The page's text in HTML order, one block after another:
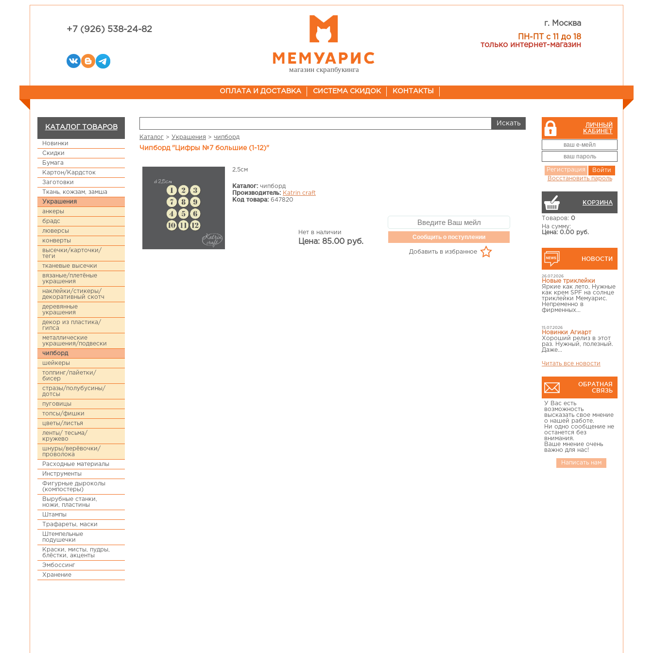
+7 (926) 538-24-82
магазин скрапбукинга
г. Москва
ПН-ПТ с 11 до 18
только интернет-магазин
ОПЛАТА И ДОСТАВКА СИСТЕМА СКИДОК КОНТАКТЫ
КАТАЛОГ ТОВАРОВ
Новинки
Скидки
Бумага
Картон/Кардсток
Заготовки
Ткань, кожзам, замша
Украшения
анкеры
брадс
люверсы
конверты
высечки/карточки/
теги
тканевые высечки
вязаные/плетёные
украшения
наклейки/стикеры/
декоративный скотч
деревянные
украшения
декор из пластика/
гипса
металлические
украшения/подвески
чипборд
шейкеры
топпинг/пайетки/
бисер
стразы/полубусины/
дотсы
пуговицы
топсы/фишки
цветы/листья
ленты/ тесьма/
кружево
шнуры/верёвочки/
проволока
Расходные материалы
Инструменты
Фигурные дыроколы
(компостеры)
Вырубные станки,
ножи, пластины
Штампы
Трафареты, маски
Штемпельные
подушечки
Краски, мисты, пудры,
блёстки, акценты
Эмбоссинг
Хранение
ЛИЧНЫЙ
КАБИНЕТ
Регистрация
Войти
Восстановить пароль
КОРЗИНА
Товаров: 0
На сумму:
Цена: 0.00 руб.
НОВОСТИ
26.07.2026
Новые триклейки
Яркие как лето, Нужные
как крем SPF на солнце
триклейки Мемуарис.
Непременно в
фирменных...
15.07.2026
Новинки Агиарт
Хороший релиз в этот
раз. Нужный, полезный.
Даже...
Читать все новости
ОБРАТНАЯ
СВЯЗЬ
У Вас есть
возможность
высказать свое мнение
о нашей работе.
Ни одно сообщение не
останется без
внимания.
Ваше мнение очень
важно для нас!
Написать нам
Каталог > Украшения > чипборд
Чипборд "Цифры №7 большие (1-12)"
2,5см
Каталог: чипборд
Производитель: Katrin craft
Код товара: 647820
Нет в наличии
Цена: 85.00 руб.
Сообщить о поступлении
Добавить в избранное